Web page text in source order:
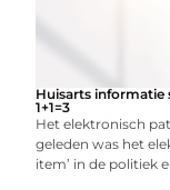
Huisarts informatie
1+1=3
Het elektronisch
geleden was het
item’ in de politiek